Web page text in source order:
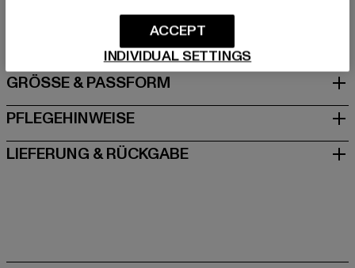
GRÖSSE & PASSFORM
PFLEGEHINWEISE
LIEFERUNG & RÜCKGABE
INDIVIDUAL SETTINGS
ACCEPT